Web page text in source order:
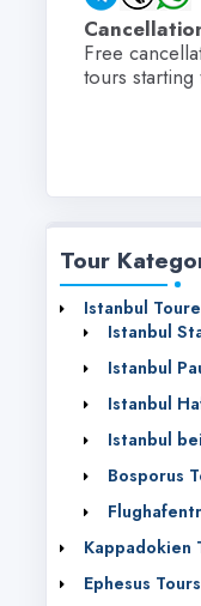
Free
tours starting
Tour
Istanbul
Istanbul
Istanbul
Istanbul
Istanbul
Bosporus
Kappadokien
Ephesus Tours